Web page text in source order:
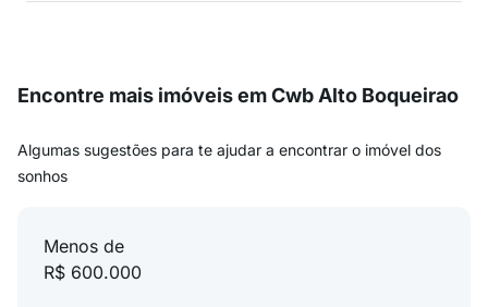
Encontre mais imóveis em Cwb Alto Boqueirao
Algumas sugestões para te ajudar a encontrar o imóvel dos
sonhos
Menos de
R$ 600.000